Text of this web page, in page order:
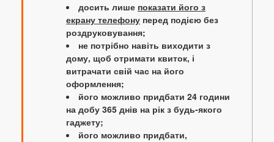
досить лише показати його з
екрану телефону перед подією без
роздруковування;
не потрібно навіть виходити з
дому, щоб отримати квиток, і
витрачати свій час на його
оформлення;
його можливо придбати 24 години
на добу 365 днів на рік з будь-якого
гаджету;
його можливо придбати,